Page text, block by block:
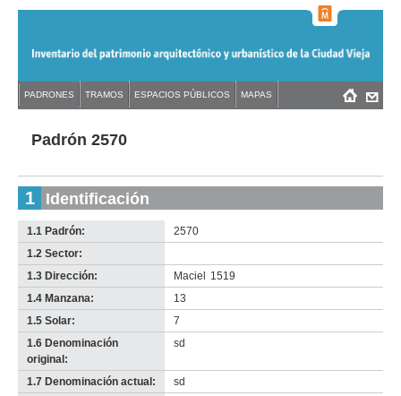
navigation
Back
topPadrón 2570
1 Identificación
1.1 Padrón:
2570
1.2 Sector:
no
info-
1.3 Dirección: Maciel
1519
1.4 Manzana:
13
1.5 Solar:
7
1.6 Denominación
original:
sd
1.7 Denominación actual:
sd
Back
to Menú
PADRONES TRAMOS ESPACIOS PÚBLICOS MAPAS